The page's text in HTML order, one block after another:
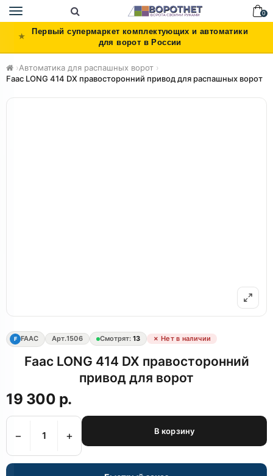
Toggle
navigation
0
Первый супермаркет комплектующих и автоматики
для ворот в России
›Автоматика для распашных ворот ›
Faac LONG 414 DX правосторонний привод для распашных ворот
F FAAC Арт.1506 Смотрят: 13 ✗ Нет в наличии
Faac LONG 414 DX правосторонний
привод для ворот
19 300 р.
− + В корзину